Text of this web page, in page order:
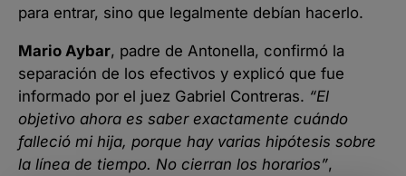
para entrar, sino que legalmente debían hacerlo.
Mario Aybar, padre de Antonella, confirmó la
separación de los efectivos y explicó que fue
informado por el juez Gabriel Contreras. “El
objetivo ahora es saber exactamente cuándo
falleció mi hija, porque hay varias hipótesis sobre
la línea de tiempo. No cierran los horarios”,